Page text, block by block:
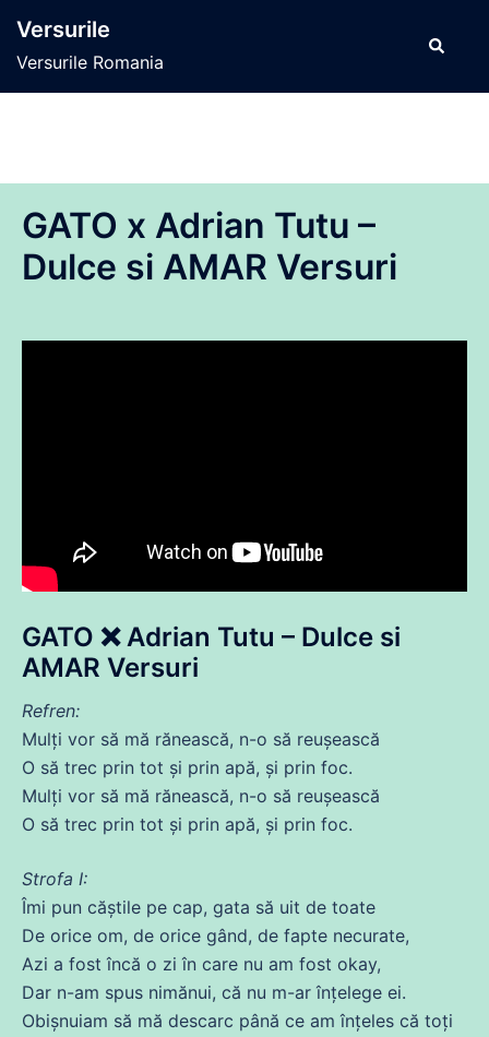
conținut
Versurile
Versurile Romania
Caută
GATO x Adrian Tutu –
Dulce si AMAR Versuri
GATO ❌ Adrian Tutu – Dulce si
AMAR Versuri
Refren:
Mulți vor să mă rănească, n-o să reușească
O să trec prin tot și prin apă, și prin foc.
Mulți vor să mă rănească, n-o să reușească
O să trec prin tot și prin apă, și prin foc.
Strofa I:
Îmi pun căștile pe cap, gata să uit de toate
De orice om, de orice gând, de fapte necurate,
Azi a fost încă o zi în care nu am fost okay,
Dar n-am spus nimănui, că nu m-ar înțelege ei.
Obișnuiam să mă descarc până ce am înțeles că toți